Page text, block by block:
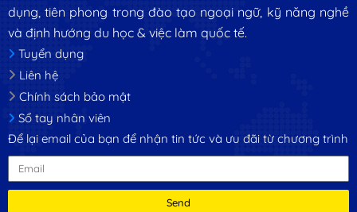
dụng, tiên phong trong đào tạo ngoại ngữ, kỹ năng nghề
và định hướng du học & việc làm quốc tế.
Tuyển dụng
Liên hệ
Chính sách bảo mật
Sổ tay nhân viên
Để lại email của bạn để nhận tin tức và ưu đãi từ chương trình
Send